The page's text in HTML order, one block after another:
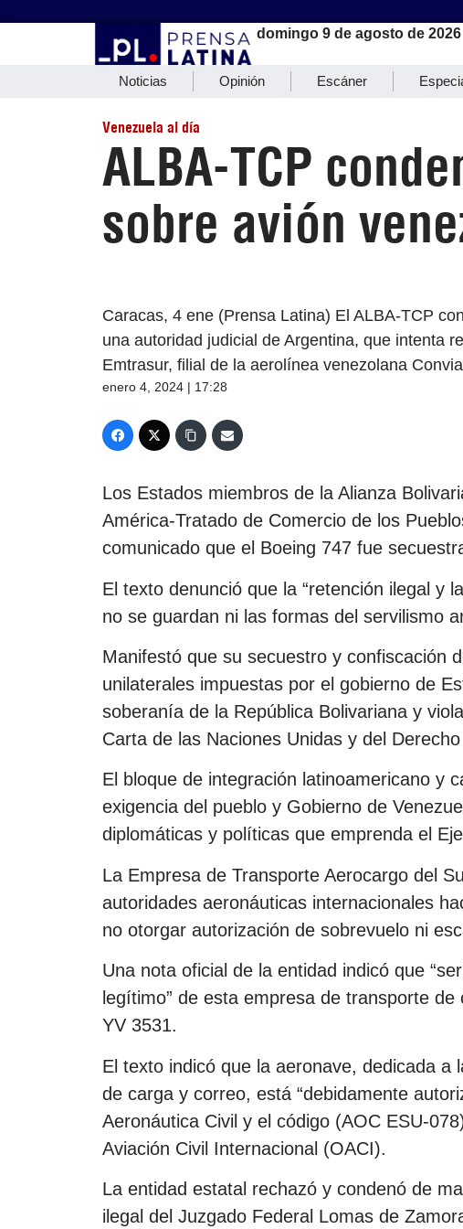
domingo 9 de agosto de 2026
Noticias Opinión Escáner
Venezuela al día
ALBA-TCP
sobre avión
Caracas, 4 ene (Prensa Latina) El ALBA-TCP
una autoridad judicial de Argentina, que intenta
Emtrasur, filial de la aerolínea venezolana
enero 4, 2024 | 17:28
Los Estados miembros de la Alianza
América-Tratado de Comercio de los
comunicado que el Boeing 747 fue
El texto denunció que la “retención ilegal y
no se guardan ni las formas del servilismo
Manifestó que su secuestro y confiscación
unilaterales impuestas por el gobierno de
soberanía de la República Bolivariana y
Carta de las Naciones Unidas y del
El bloque de integración latinoamericano y
exigencia del pueblo y Gobierno de
diplomáticas y políticas que emprenda el
La Empresa de Transporte Aerocargo del
autoridades aeronáuticas internacionales
no otorgar autorización de sobrevuelo ni
Una nota oficial de la entidad indicó que
legítimo” de esta empresa de transporte
YV 3531.
El texto indicó que la aeronave, dedicada
de carga y correo, está “debidamente
Aeronáutica Civil y el código (AOC ESU-
Aviación Civil Internacional (OACI).
La entidad estatal rechazó y condenó de
ilegal del Juzgado Federal Lomas de